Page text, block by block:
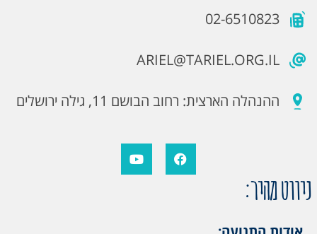
02-6510823
ARIEL@TARIEL.ORG.IL
ההנהלה הארצית: רחוב הבושם 11, גילה ירושלים
ניווט מהיר: